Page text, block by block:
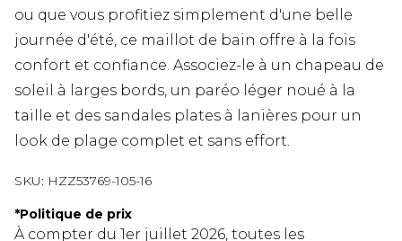
ou que vous profitiez simplement d'une belle
journée d'été, ce maillot de bain offre à la fois
confort et confiance. Associez-le à un chapeau de
soleil à larges bords, un paréo léger noué à la
taille et des sandales plates à lanières pour un
look de plage complet et sans effort.
SKU: HZZ53769-105-16
*Politique de prix
À compter du 1er juillet 2026, toutes les